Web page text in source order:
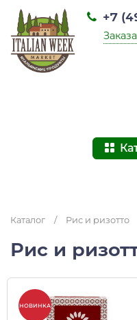
+7
Каталог / Рис и ризотто
Рис и
НОВИНКА